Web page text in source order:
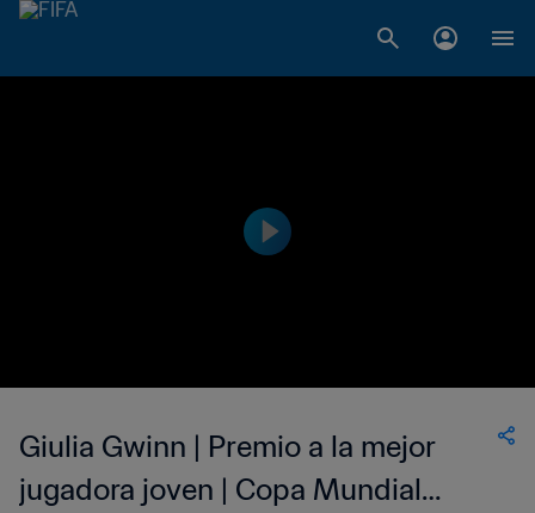
Giulia Gwinn | Premio a la mejor
jugadora joven | Copa Mundial